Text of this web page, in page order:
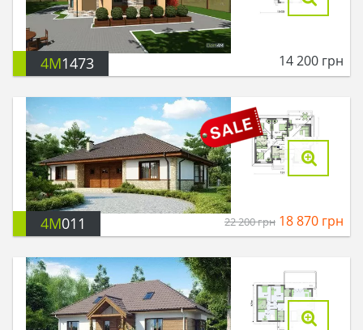
4M1473 14 200 грн
4M011 22 200грн 18 870 грн